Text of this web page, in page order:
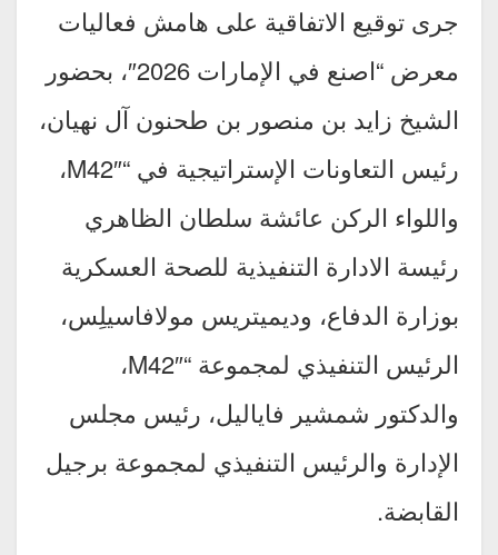
جرى توقيع الاتفاقية على هامش فعاليات
معرض “اصنع في الإمارات 2026″، بحضور
الشيخ زايد بن منصور بن طحنون آل نهيان،
رئيس التعاونات الإستراتيجية في “M42″،
واللواء الركن عائشة سلطان الظاهري
رئيسة الادارة التنفيذية للصحة العسكرية
بوزارة الدفاع، وديميتريس مولافاسيلِس،
الرئيس التنفيذي لمجموعة “M42″،
والدكتور شمشير فاياليل، رئيس مجلس
الإدارة والرئيس التنفيذي لمجموعة برجيل
القابضة.